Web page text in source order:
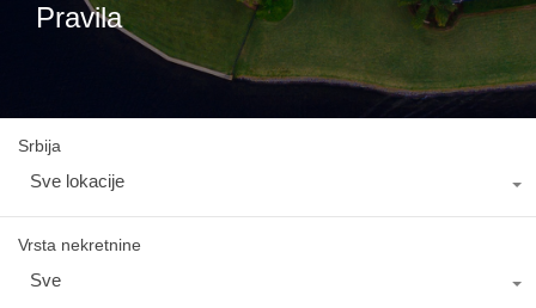
Pravila
Srbija
Sve lokacije
Vrsta nekretnine
Sve